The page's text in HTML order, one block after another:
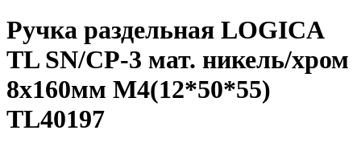
Ручка раздельная LOGICA
TL SN/CP-3 мат. никель/хром
8x160мм M4(12*50*55)
TL40197